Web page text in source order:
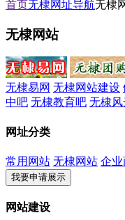
首页无棣网址导航无棣
无棣网站
无棣易网 无棣网站建设
中吧 无棣教育吧 无棣
网址分类
常用网站 无棣网站 企业
网站建设